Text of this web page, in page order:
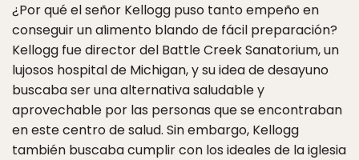
¿Por qué el señor Kellogg puso tanto empeño en
conseguir un alimento blando de fácil preparación?
Kellogg fue director del Battle Creek Sanatorium, un
lujosos hospital de Michigan, y su idea de desayuno
buscaba ser una alternativa saludable y
aprovechable por las personas que se encontraban
en este centro de salud. Sin embargo, Kellogg
también buscaba cumplir con los ideales de la iglesia